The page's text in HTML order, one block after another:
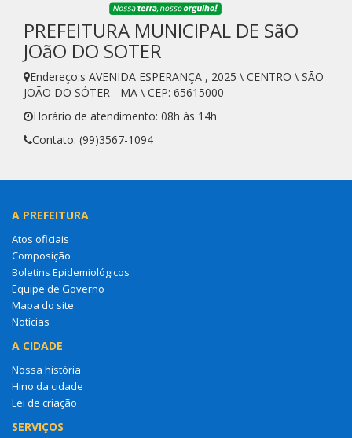
PREFEITURA MUNICIPAL DE SãO
JOãO DO SOTER
Endereço:s AVENIDA ESPERANÇA , 2025 \ CENTRO \ SÃO
JOÃO DO SÓTER - MA \ CEP: 65615000
Horário de atendimento: 08h às 14h
Contato: (99)3567-1094
A PREFEITURA
Atos oficiais
Composição
Boletins Epidemiológicos
Equipe de Governo
Mapa do site
Notícias
A CIDADE
Nossa história
Hino da cidade
Lei de criação
SERVIÇOS